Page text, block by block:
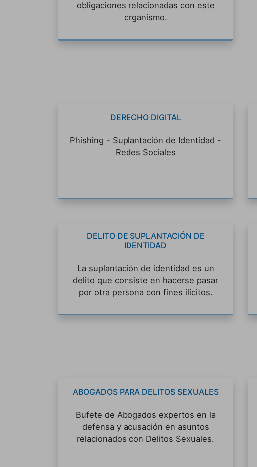
obligaciones relacionadas con este
organismo.
DERECHO DIGITAL
Phishing - Suplantación de Identidad -
Redes Sociales
DELITO DE SUPLANTACIÓN DE
IDENTIDAD
La suplantación de identidad es un
delito que consiste en hacerse pasar
por otra persona con fines ilícitos.
ABOGADOS PARA DELITOS SEXUALES
Bufete de Abogados expertos en la
defensa y acusación en asuntos
relacionados con Delitos Sexuales.